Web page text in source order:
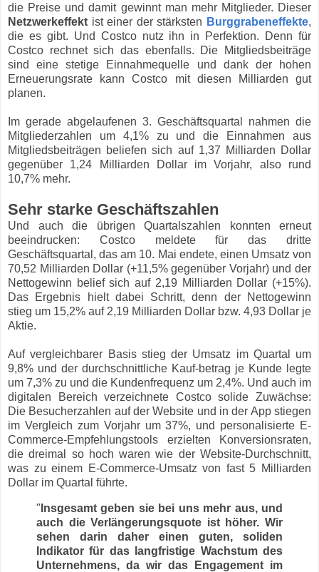
die Preise und damit gewinnt man mehr Mitglieder. Dieser
Netzwerkeffekt ist einer der stärksten Burggrabeneffekte,
die es gibt. Und Costco nutz ihn in Perfektion. Denn für
Costco rechnet sich das ebenfalls. Die Mitgliedsbeiträge
sind eine stetige Einnahmequelle und dank der hohen
Erneuerungsrate kann Costco mit diesen Milliarden gut
planen.
Im gerade abgelaufenen 3. Geschäftsquartal nahmen die
Mitgliederzahlen um 4,1% zu und die Einnahmen aus
Mitgliedsbeiträgen beliefen sich auf 1,37 Milliarden Dollar
gegenüber 1,24 Milliarden Dollar im Vorjahr, also rund
10,7% mehr.
Sehr starke Geschäftszahlen
Und auch die übrigen Quartalszahlen konnten erneut
beeindrucken: Costco meldete für das dritte
Geschäftsquartal, das am 10. Mai endete, einen Umsatz von
70,52 Milliarden Dollar (+11,5% gegenüber Vorjahr) und der
Nettogewinn belief sich auf 2,19 Milliarden Dollar (+15%).
Das Ergebnis hielt dabei Schritt, denn der Nettogewinn
stieg um 15,2% auf 2,19 Milliarden Dollar bzw. 4,93 Dollar je
Aktie.
Auf vergleichbarer Basis stieg der Umsatz im Quartal um
9,8% und der durchschnittliche Kauf-betrag je Kunde legte
um 7,3% zu und die Kundenfrequenz um 2,4%. Und auch im
digitalen Bereich verzeichnete Costco solide Zuwächse:
Die Besucherzahlen auf der Website und in der App stiegen
im Vergleich zum Vorjahr um 37%, und personalisierte E-
Commerce-Empfehlungstools erzielten Konversionsraten,
die dreimal so hoch waren wie der Website-Durchschnitt,
was zu einem E-Commerce-Umsatz von fast 5 Milliarden
Dollar im Quartal führte.
" Insgesamt geben sie bei uns mehr aus, und
auch die Verlängerungsquote ist höher. Wir
sehen darin daher einen guten, soliden
Indikator für das langfristige Wachstum des
Unternehmens, da wir das Engagement im